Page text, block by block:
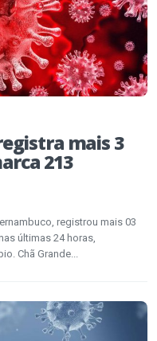
mais 3
213
registrou mais 03
últimas 24 horas,
Chã Grande...